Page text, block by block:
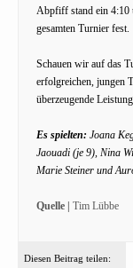
Abpfiff stand ein 4:10
gesamten Turnier fest.
Schauen wir auf das
erfolgreichen, jungen
überzeugende
Es spielten: Joana
Jaouadi (je 9), Nina
Marie Steiner und
Quelle | Tim Lübbe
Diesen Beitrag teilen: